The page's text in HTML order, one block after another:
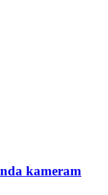
kameram